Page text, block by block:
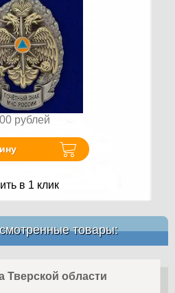
рублей
в 1 клик
товары:
Тверской области